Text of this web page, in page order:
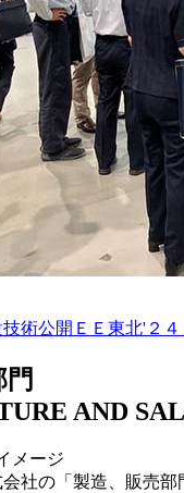
技術公開ＥＥ東北'２
AND
社の「製造、販売部